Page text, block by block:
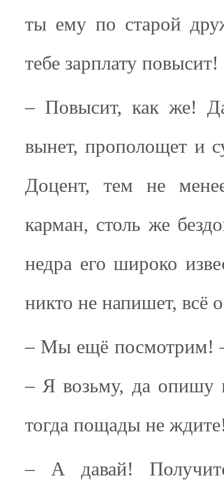
ты ему по старой
тебе зарплату повысит!
– Повысит, как же!
вынет, прополощет и
Доцент, тем не
карман, столь же
недра его широко
никто не напишет, всё
– Мы ещё посмотрим! –
– Я возьму, да опишу
тогда пощады не
– А давай!